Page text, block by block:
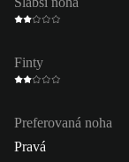
Finty
Preferovaná noha
Pravá